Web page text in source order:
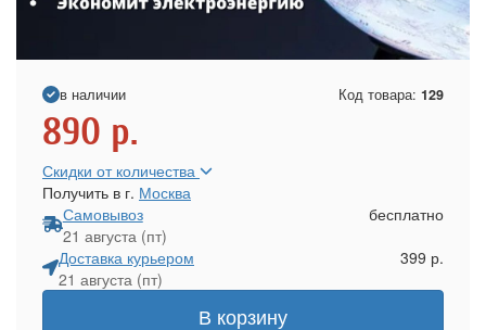
в наличии Код товара: 129
890 р.
Скидки от количества
Получить в г. Москва
Самовывоз
21 августа (пт)
бесплатно
Доставка курьером
21 августа (пт)
399 р.
В корзину